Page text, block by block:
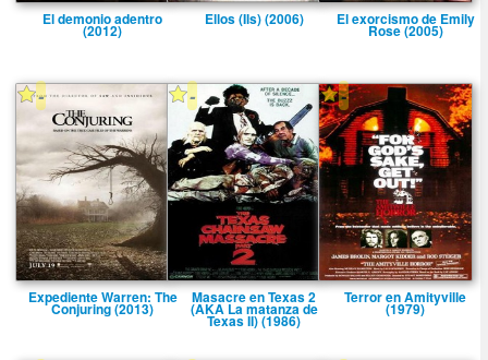
El demonio adentro
(2012)
Ellos (Ils) (2006) El exorcismo de Emily
Rose (2005)
-
Expediente Warren: The
Conjuring (2013)
-
Masacre en Texas 2
(AKA La matanza de
Texas II) (1986)
-
Terror en Amityville
(1979)